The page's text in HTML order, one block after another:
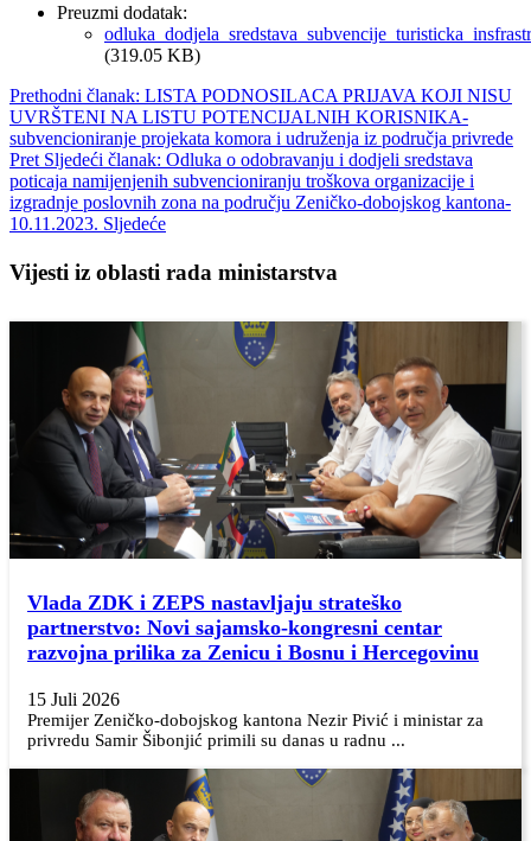
Preuzmi dodatak:
(319.05 KB)
Prethodni članak: LISTA PODNOSILACA PRIJAVA KOJI NISU
UVRŠTENI NA LISTU POTENCIJALNIH KORISNIKA-
subvencioniranje projekata komora i udruženja iz područja privrede
Pret Sljedeći članak: Odluka o odobravanju i dodjeli sredstava
poticaja namijenjenih subvencioniranju troškova organizacije i
izgradnje poslovnih zona na području Zeničko-dobojskog kantona-
10.11.2023. Sljedeće
Vijesti iz oblasti rada ministarstva
Vlada ZDK i ZEPS nastavljaju strateško
partnerstvo: Novi sajamsko-kongresni centar
razvojna prilika za Zenicu i Bosnu i Hercegovinu
15 Juli 2026
Premijer Zeničko-dobojskog kantona Nezir Pivić i ministar za
privredu Samir Šibonjić primili su danas u radnu ...